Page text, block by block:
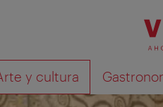
y cultura